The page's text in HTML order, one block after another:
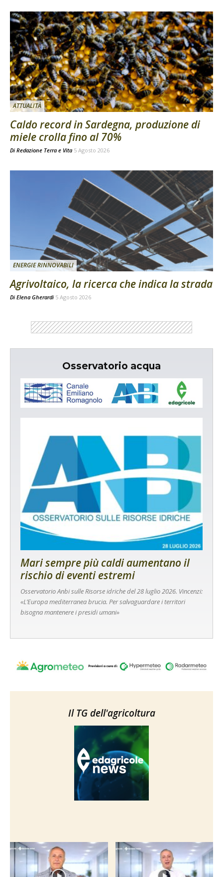
ATTUALITÀ
Caldo record in Sardegna, produzione di
miele crolla fino al 70%
Di Redazione Terra e Vita 5 Agosto 2026
ENERGIE RINNOVABILI
Agrivoltaico, la ricerca che indica la strada
Di Elena Gherardi 5 Agosto 2026
Osservatorio acqua
Mari sempre più caldi aumentano il
rischio di eventi estremi
Osservatorio Anbi sulle Risorse idriche del 28 luglio 2026. Vincenzi:
«L’Europa mediterranea brucia. Per salvaguardare i territori
bisogna mantenere i presidi umani»
Il TG dell'agricoltura